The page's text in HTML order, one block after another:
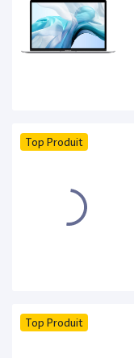
Top Produit
Top Produit